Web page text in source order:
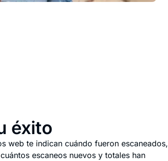
éxito
web te indican cuándo fueron escaneados,
escaneos nuevos y totales han